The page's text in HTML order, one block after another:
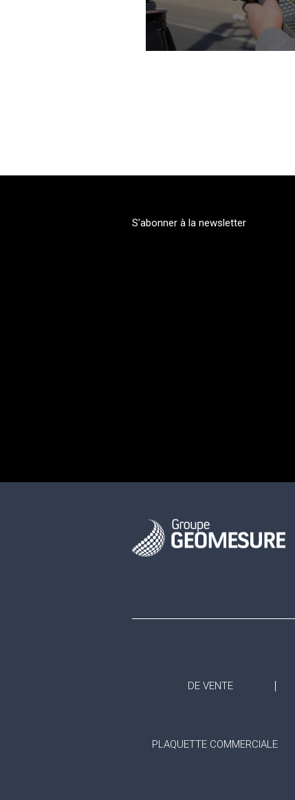
S'abonner à la newsletter
DE VENTE
PLAQUETTE COMMERCIALE